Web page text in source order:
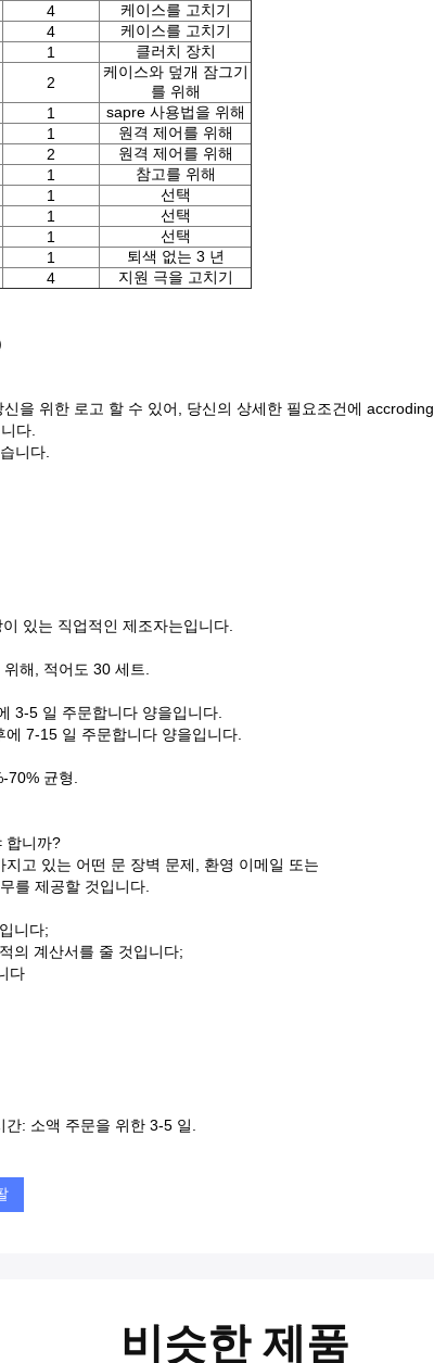
4
케이스를 고치기
4
케이스를 고치기
1
클러치 장치
2
케이스와 덮개 잠그기
를 위해
1
sapre 사용법을 위해
1
원격 제어를 위해
2
원격 제어를 위해
1
참고를 위해
1
선택
1
선택
1
선택
1
퇴색 없는 3 년
4
지원 극을 고치기
을 위한 로고 할 수 있어, 당신의 상세한 필요조건에 accroding.
다.
니다.
있는 직업적인 제조자는입니다.
해, 적어도 30 세트.
3-5 일 주문합니다 양을입니다.
7-15 일 주문합니다 양을입니다.
균형.
합니까?
고 있는 어떤 문 장벽 문제, 환영 이메일 또는
를 제공할 것입니다.
니다;
의 계산서를 줄 것입니다;
다
: 소액 주문을 위한 3-5 일.
비슷한 제품